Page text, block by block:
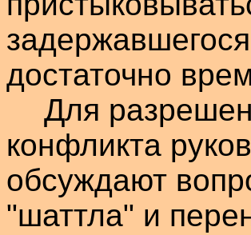
задержавшегося
достаточно
Для
конфликта
обсуждают
"шаттла" и